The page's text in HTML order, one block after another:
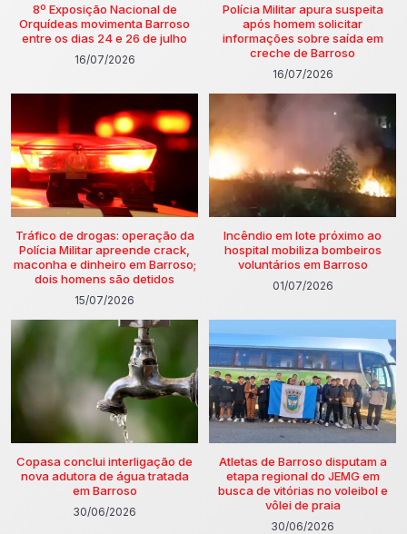
8º Exposição Nacional de
Orquídeas movimenta Barroso
entre os dias 24 e 26 de julho
16/07/2026
Polícia Militar apura suspeita
após homem solicitar
informações sobre saída em
creche de Barroso
16/07/2026
Tráfico de drogas: operação da
Polícia Militar apreende crack,
maconha e dinheiro em Barroso;
dois homens são detidos
15/07/2026
Incêndio em lote próximo ao
hospital mobiliza bombeiros
voluntários em Barroso
01/07/2026
Copasa conclui interligação de
nova adutora de água tratada
em Barroso
30/06/2026
Atletas de Barroso disputam a
etapa regional do JEMG em
busca de vitórias no voleibol e
vôlei de praia
30/06/2026